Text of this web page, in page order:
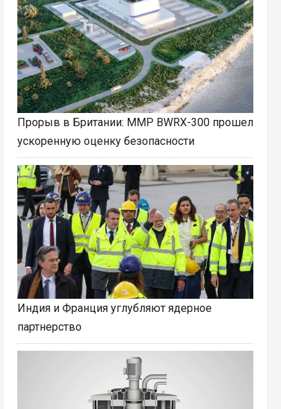
Прорыв в Британии: ММР BWRX-300 прошел
ускоренную оценку безопасности
Индия и Франция углубляют ядерное
партнерство